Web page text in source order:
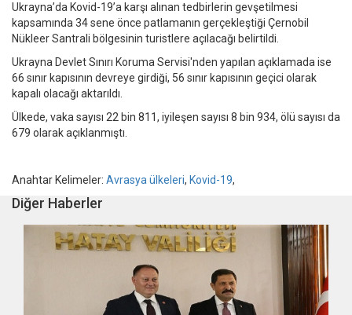
Ukrayna’da Kovid-19’a karşı alınan tedbirlerin gevşetilmesi
kapsamında 34 sene önce patlamanın gerçekleştiği Çernobil
Nükleer Santrali bölgesinin turistlere açılacağı belirtildi.
Ukrayna Devlet Sınırı Koruma Servisi'nden yapılan açıklamada ise
66 sınır kapısının devreye girdiği, 56 sınır kapısının geçici olarak
kapalı olacağı aktarıldı.
Ülkede, vaka sayısı 22 bin 811, iyileşen sayısı 8 bin 934, ölü sayısı da
679 olarak açıklanmıştı.
Anahtar Kelimeler: Avrasya ülkeleri, Kovid-19,
Diğer Haberler